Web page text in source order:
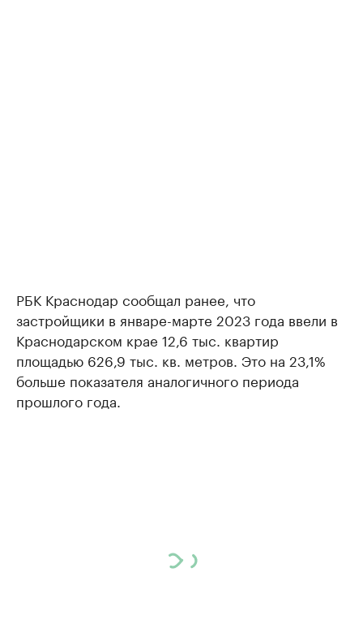
РБК Краснодар сообщал ранее, что
застройщики в январе-марте 2023 года ввели в
Краснодарском крае 12,6 тыс. квартир
площадью 626,9 тыс. кв. метров. Это на 23,1%
больше показателя аналогичного периода
прошлого года.